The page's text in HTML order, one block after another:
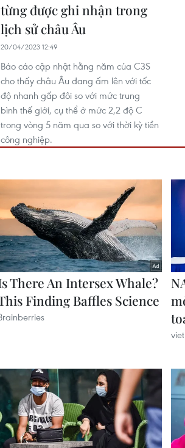
từng được ghi nhận trong
lịch sử châu Âu
20/04/2023 12:49
Báo cáo cập nhật hằng năm của C3S
cho thấy châu Âu đang ấm lên với tốc
độ nhanh gấp đôi so với mức trung
bình thế giới, cụ thể ở mức 2,2 độ C
trong vòng 5 năm qua so với thời kỳ tiền
công nghiệp.